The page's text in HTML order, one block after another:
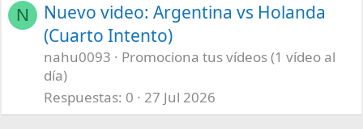
N
Nuevo video: Argentina vs Holanda
(Cuarto Intento)
nahu0093
Promociona tus vídeos (1 vídeo al
día)
Respuestas 0 27 Jul 2026